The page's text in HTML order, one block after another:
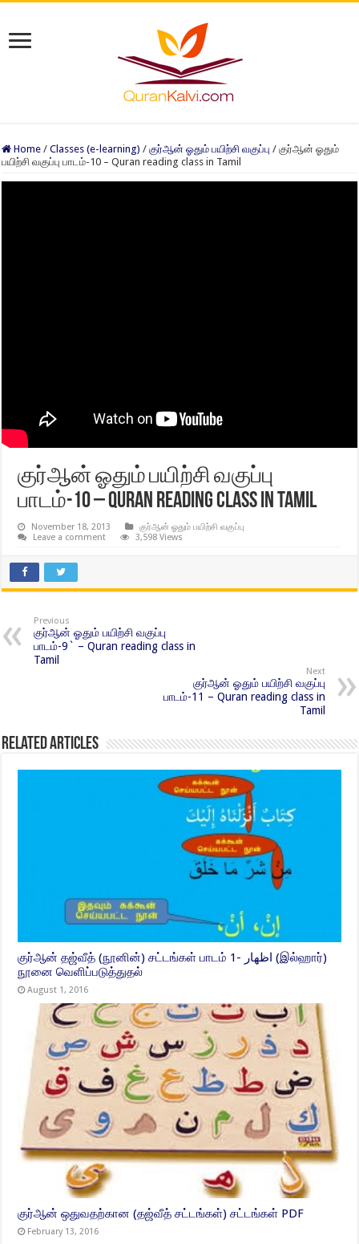
Home / Classes (e-learning) / குர்ஆன் ஓதும் பயிற்சி வகுப்பு / குர்ஆன் ஓதும்
பயிற்சி வகுப்பு பாடம்-10 – Quran reading class in Tamil
குர்ஆன் ஓதும் பயிற்சி வகுப்பு
பாடம்-10 – Quran reading class in Tamil
November 18, 2013
குர்ஆன் ஓதும் பயிற்சி வகுப்பு
Leave a comment
3,598 Views
Previous
குர்ஆன் ஓதும் பயிற்சி வகுப்பு
பாடம்-9` – Quran reading class in
Tamil
Next
குர்ஆன் ஓதும் பயிற்சி வகுப்பு
பாடம்-11 – Quran reading class in
Tamil
Related Articles
குர்ஆன் தஜ்வீத் (நூனின்) சட்டங்கள் பாடம் 1- اظهار (இல்ஹார்)
நூனை வெளிப்படுத்துதல்
August 1, 2016
குர்ஆன் ஒதுவதற்கான (தஜ்வீத் சட்டங்கள்) சட்டங்கள் PDF
February 13, 2016